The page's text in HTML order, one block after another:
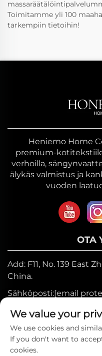
Toimitamme yli 100
tarkempiin tietoihin!
Heniemo Home
premium-
verhoilla,
älykäs valmistus ja
vuoden
OTA
Add: F11, No. 139 East
China.
Sähköposti:[email
Mobiili:+86-
Puh:+86-025-84573776
We value your
We use cookies and
If you don't want to
cookies.